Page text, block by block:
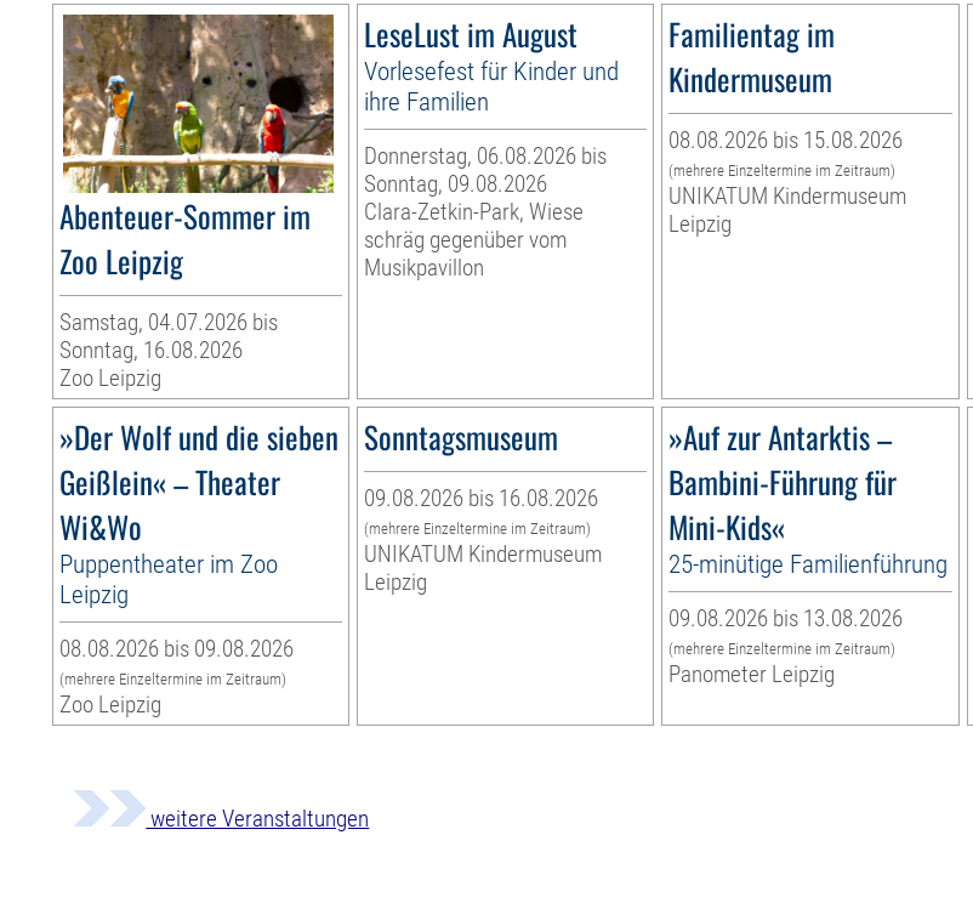
Abenteuer-Sommer im
Zoo Leipzig
Samstag, 04.07.2026 bis
Sonntag, 16.08.2026
Zoo Leipzig
LeseLust im August
Vorlesefest für Kinder und
ihre Familien
Donnerstag, 06.08.2026 bis
Sonntag, 09.08.2026
Clara-Zetkin-Park, Wiese
schräg gegenüber vom
Musikpavillon
Familientag im
Kindermuseum
08.08.2026 bis 15.08.2026
(mehrere Einzeltermine im Zeitraum)
UNIKATUM Kindermuseum
Leipzig
»Der Wolf und die sieben
Geißlein« – Theater
Wi&Wo
Puppentheater im Zoo
Leipzig
08.08.2026 bis 09.08.2026
(mehrere Einzeltermine im Zeitraum)
Zoo Leipzig
Sonntagsmuseum
09.08.2026 bis 16.08.2026
(mehrere Einzeltermine im Zeitraum)
UNIKATUM Kindermuseum
Leipzig
»Auf zur Antarktis –
Bambini-Führung für
Mini-Kids«
25-minütige Familienführung
09.08.2026 bis 13.08.2026
(mehrere Einzeltermine im Zeitraum)
Panometer Leipzig
weitere Veranstaltungen